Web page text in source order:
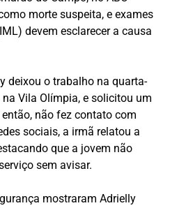
morte suspeita, e exames
devem esclarecer a causa
deixou o trabalho na quarta-
Vila Olímpia, e solicitou um
não fez contato com
sociais, a irmã relatou a
que a jovem não
sem avisar.
mostraram Adrielly